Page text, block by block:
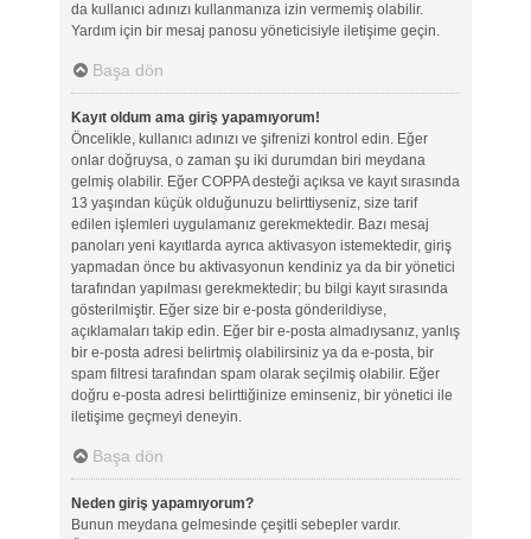
da kullanıcı adınızı kullanmanıza izin vermemiş olabilir.
Yardım için bir mesaj panosu yöneticisiyle iletişime geçin.
Başa dön
Kayıt oldum ama giriş yapamıyorum!
Öncelikle, kullanıcı adınızı ve şifrenizi kontrol edin. Eğer
onlar doğruysa, o zaman şu iki durumdan biri meydana
gelmiş olabilir. Eğer COPPA desteği açıksa ve kayıt sırasında
13 yaşından küçük olduğunuzu belirttiyseniz, size tarif
edilen işlemleri uygulamanız gerekmektedir. Bazı mesaj
panoları yeni kayıtlarda ayrıca aktivasyon istemektedir, giriş
yapmadan önce bu aktivasyonun kendiniz ya da bir yönetici
tarafından yapılması gerekmektedir; bu bilgi kayıt sırasında
gösterilmiştir. Eğer size bir e-posta gönderildiyse,
açıklamaları takip edin. Eğer bir e-posta almadıysanız, yanlış
bir e-posta adresi belirtmiş olabilirsiniz ya da e-posta, bir
spam filtresi tarafından spam olarak seçilmiş olabilir. Eğer
doğru e-posta adresi belirttiğinize eminseniz, bir yönetici ile
iletişime geçmeyi deneyin.
Başa dön
Neden giriş yapamıyorum?
Bunun meydana gelmesinde çeşitli sebepler vardır.